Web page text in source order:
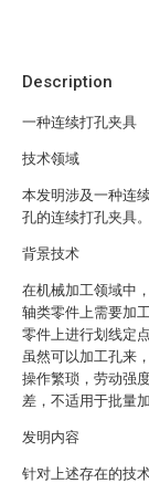
Description
一种连续打孔夹具
技术领域
本发明涉及一种连
孔的连续打孔夹具。
背景技术
在机械加工领域中
轴类零件上需要加
零件上进行划线定
虽然可以加工孔来
操作繁琐，劳动强
差，不适用于批量加
发明内容
针对上述存在的技